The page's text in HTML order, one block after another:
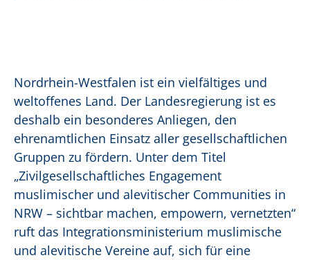
Nordrhein-Westfalen ist ein vielfältiges und
weltoffenes Land. Der Landesregierung ist es
deshalb ein besonderes Anliegen, den
ehrenamtlichen Einsatz aller gesellschaftlichen
Gruppen zu fördern. Unter dem Titel
„Zivilgesellschaftliches Engagement
muslimischer und alevitischer Communities in
NRW – sichtbar machen, empowern, vernetzten“
ruft das Integrationsministerium muslimische
und alevitische Vereine auf, sich für eine